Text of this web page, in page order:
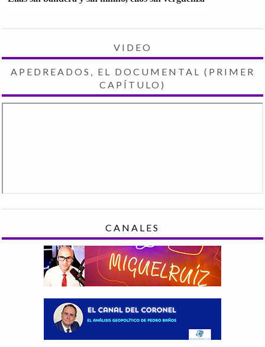
VIDEO
APEDREADOS, EL DOCUMENTAL (PRIMER
CAPÍTULO)
CANALES